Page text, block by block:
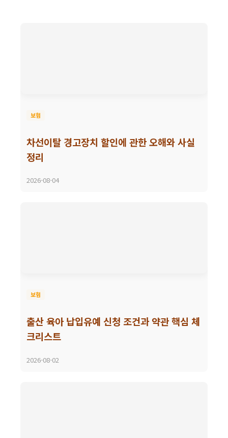
보험
차선이탈 경고장치 할인에 관한 오해와 사실
정리
2026-08-04
보험
출산 육아 납입유예 신청 조건과 약관 핵심 체
크리스트
2026-08-02